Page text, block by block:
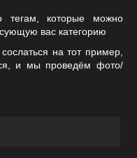
тегам, которые можно
вас категорию
на тот пример,
и мы проведём фото/